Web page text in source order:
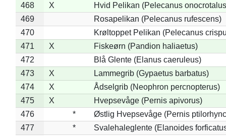
468
X
Hvid Pelikan (Pelecanus
469
Rosapelikan (Pelecanus rufescens)
470
Krøltoppet Pelikan (Pelecanus
471
X
Fiskeørn (Pandion haliaetus)
472
Blå Glente (Elanus caeruleus)
473
X
Lammegrib (Gypaetus barbatus)
474
X
Ådselgrib (Neophron percnopterus)
475
X
Hvepsevåge (Pernis apivorus)
476
*
Østlig Hvepsevåge (Pernis
477
*
Svalehaleglente (Elanoides